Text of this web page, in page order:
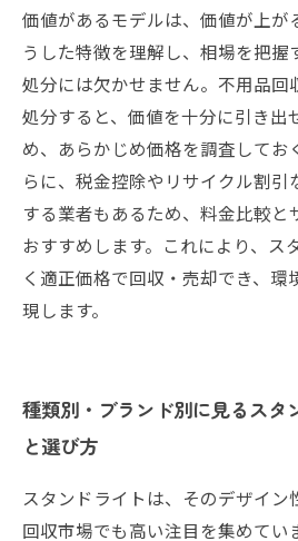
価値があるモデルは、価値が上が
うした特徴を理解し、相場を把握
処分には欠かせません。不用品回
処分すると、価値を十分に引き出
め、あらかじめ価格を調査してお
らに、税金控除やリサイクル割
する業者もあるため、料金比較と
おすすめします。これにより、ス
く適正価格で回収・売却でき、環
現します。
種類別・ブランド別に見るスタ
と選び方
スタンドライトは、そのデザイン
回収市場でも高い注目を集めてい